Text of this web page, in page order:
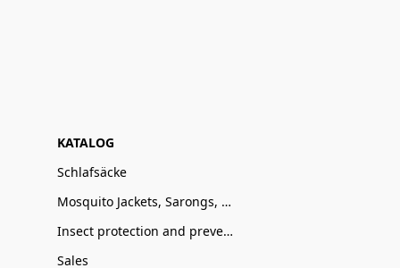
KATALOG
Schlafsäcke
Mosquito Jackets, Sarongs, Blankets & Capes
Insect protection and prevention
Sales